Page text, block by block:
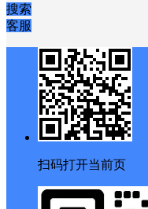
搜索
客服
扫码打开当前页